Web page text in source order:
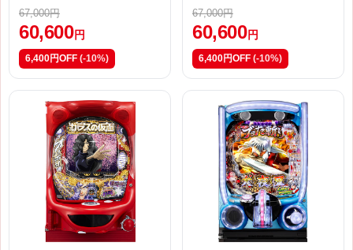
デジ）】
67,000円
60,600 円
6,400円OFF (-10%)
67,000円
60,600 円
6,400円OFF (-10%)